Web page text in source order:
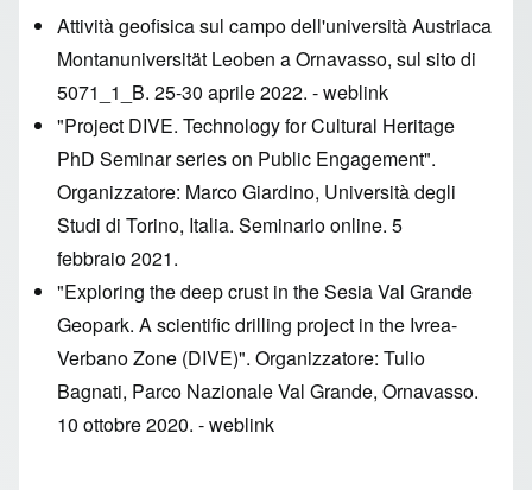
Attività geofisica sul campo dell'università Austriaca
Montanuniversität Leoben a Ornavasso, sul sito di
5071_1_B. 25-30 aprile 2022. -weblink
"Project DIVE. Technology for Cultural Heritage
PhD Seminar series on Public Engagement".
Organizzatore: Marco Giardino, Università degli
Studi di Torino, Italia. Seminario online. 5
febbraio 2021.
"Exploring the deep crust in the Sesia Val Grande
Geopark. A scientific drilling project in the Ivrea-
Verbano Zone (DIVE)". Organizzatore: Tulio
Bagnati, Parco Nazionale Val Grande, Ornavasso.
10 ottobre 2020. -weblink